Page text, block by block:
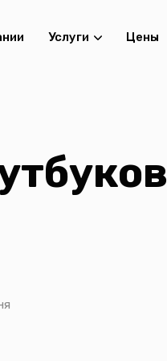
Услуги Цены